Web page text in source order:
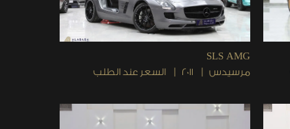
SLS AMG
مرسيدس
2011 السعر عند الطلب